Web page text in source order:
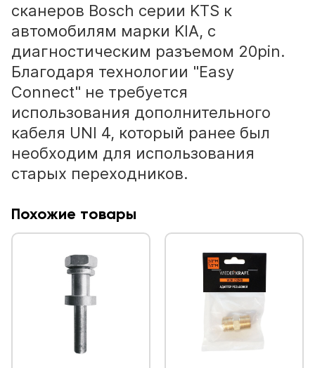
сканеров Bosch серии KTS к
автомобилям марки KIA, с
диагностическим разъемом 20pin.
Благодаря технологии "Easy
Connect" не требуется
использования дополнительного
кабеля UNI 4, который ранее был
необходим для использования
старых переходников.
Похожие товары